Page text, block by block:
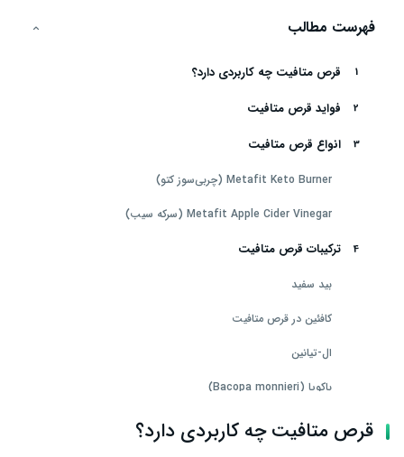
فهرست مطالب
قرص متافیت چه کاربردی دارد؟
فواید قرص متافیت
انواع قرص متافیت
Metafit Keto Burner (چربی‌سوز کتو)
Metafit Apple Cider Vinegar (سرکه سیب)
ترکیبات قرص متافیت
بید سفید
کافئین در قرص متافیت
ال‑تیانین
باکوپا (Bacopa monnieri)
عصاره ریشه کولئوس فورسکولین
قرص متافیت چه کاربردی دارد؟